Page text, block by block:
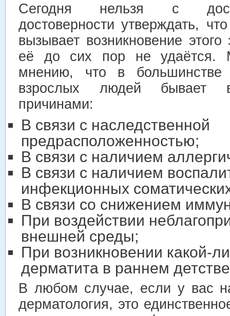
Сегодня нельзя с
достоверности утверждать,
вызывает возникновение
её до сих пор не удаётся.
мнению, что в большинстве
взрослых людей бывает
причинами:
В связи с наследственной
предрасположенностью;
В связи с наличием
В связи с наличием
инфекционных
В связи со снижением
При воздействии
внешней среды;
При возникновении какой-
дерматита в раннем
В любом случае, если у вас
дерматология, это